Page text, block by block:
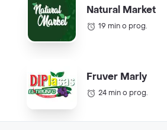
Natural Market
19 min o prog.
Fruver Marly
24 min o prog.